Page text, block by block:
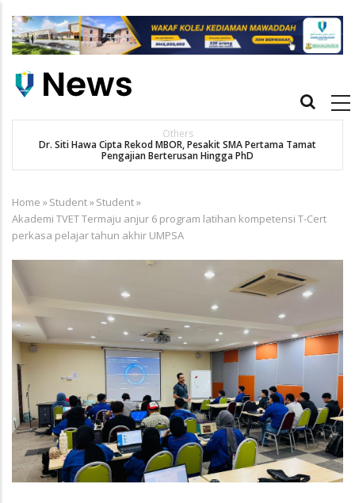
main
Main
Others
Dr. Siti Hawa Cipta Rekod MBOR, Pesakit SMA Pertama Tamat
Pengajian Berterusan Hingga PhD
Breadcrumb
Home »Student»Student»
Akademi TVET Termaju anjur 6 program latihan kompetensi T-Cert
perkasa pelajar tahun akhir UMPSA